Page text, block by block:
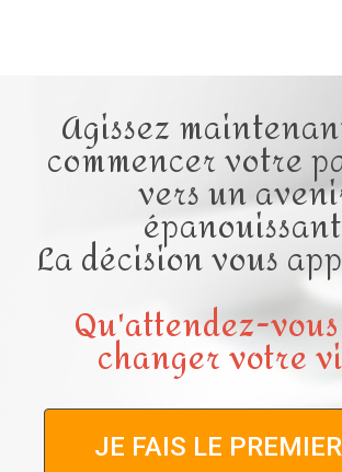
Agissez
commencer votre
vers un
La décision vous
Qu'attendez-
changer votre
JE FAIS LE